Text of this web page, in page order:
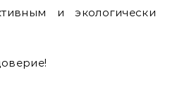
и экологически